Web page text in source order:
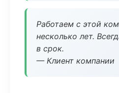
Работаем с этой
несколько лет.
в срок.
— Клиент компании